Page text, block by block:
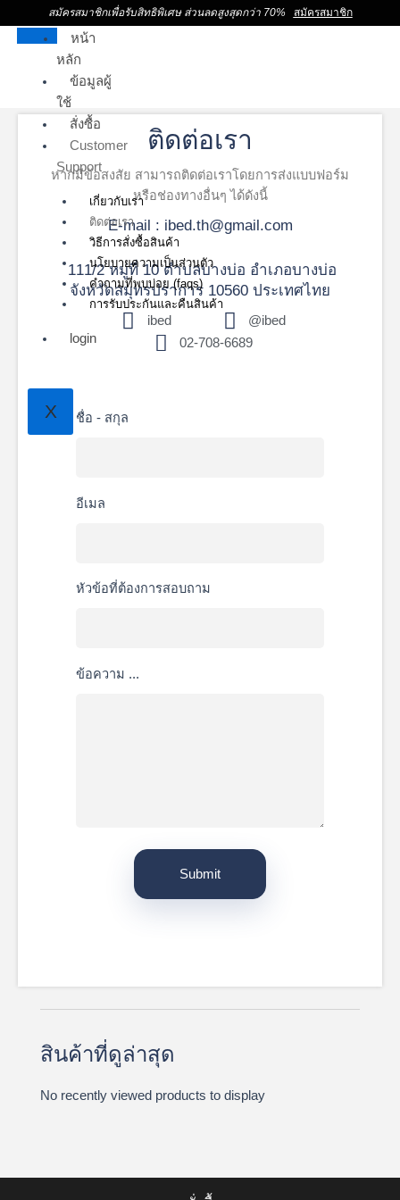
หน้า
หลัก
ข้อมูลผู้
ใช้
สั่งซื้อ
Customer
Support
เกี่ยวกับเรา
ติดต่อเรา
วิธีการสั่งซื้อสินค้า
นโยบายความเป็นส่วนตัว
คำถามที่พบบ่อย (faqs)
การรับประกันและคืนสินค้า
login
X
สมัครสมาชิกเพื่อรับสิทธิพิเศษ ส่วนลดสูงสุดกว่า 70% สมัครสมาชิก
ติดต่อเรา
หากมีข้อสงสัย สามารถติดต่อเราโดยการส่งแบบฟอร์ม
หรือช่องทางอื่นๆ ได้ดังนี้
E-mail : ibed.th@gmail.com
111/2 หมู่ที่ 10 ตำบลบางบ่อ อำเภอบางบ่อ
จังหวัดสมุทรปราการ 10560 ประเทศไทย
ibed
@ibed
02-708-6689
ชื่อ - สกุล
อีเมล
หัวข้อที่ต้องการสอบถาม
ข้อความ ...
สินค้าที่ดูล่าสุด
No recently viewed products to display